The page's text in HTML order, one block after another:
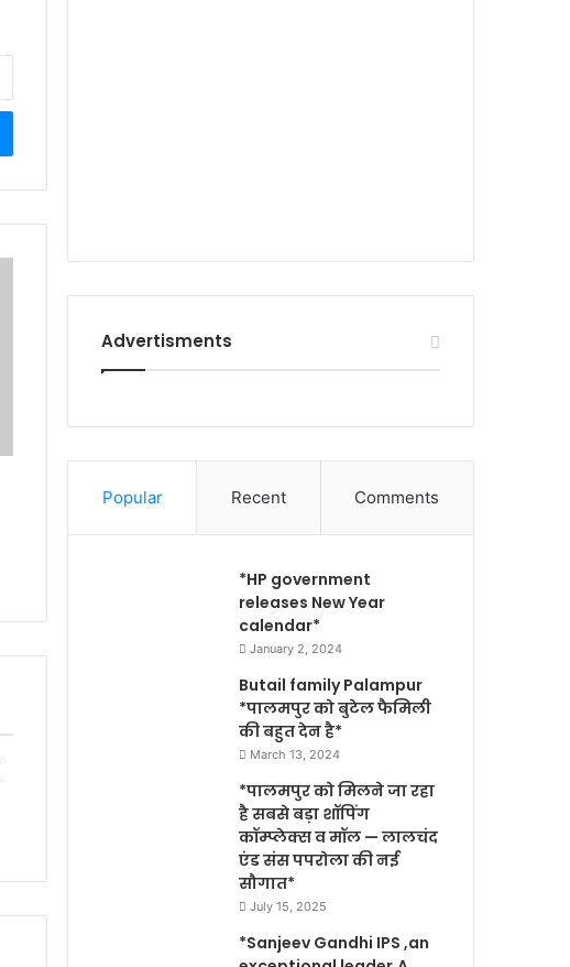
Advertisments
Popular Recent Comments
*HP government
releases New Year
calendar*
January 2, 2024
Butail family Palampur
*पालमपुर को बुटेल फैमिली
की बहुत देन है*
March 13, 2024
*पालमपुर को मिलने जा रहा
है सबसे बड़ा शॉपिंग
कॉम्प्लेक्स व मॉल — लालचंद
एंड संस पपरोला की नई
सौगात*
July 15, 2025
*Sanjeev Gandhi IPS ,an